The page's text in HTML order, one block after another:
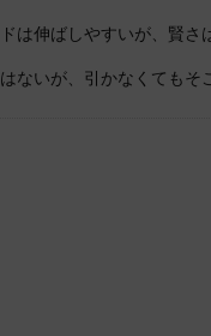
は伸ばしやすいが、賢
ないが、引かなくてもそ